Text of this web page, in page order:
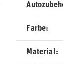
Farbe
Material